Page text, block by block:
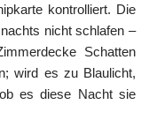
kontrolliert. Die
nicht schlafen –
Schatten
wird es zu Blaulicht,
es diese Nacht sie